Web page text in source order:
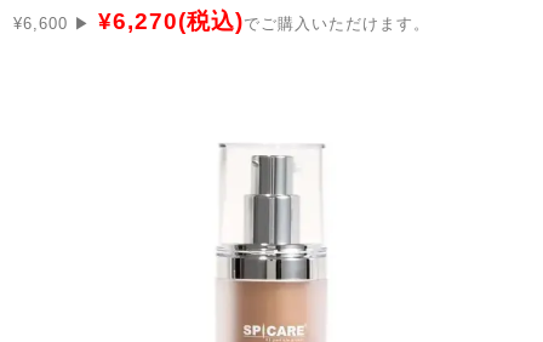
¥6,600 ▶︎ ¥6,270(税込)でご購入いただけます。